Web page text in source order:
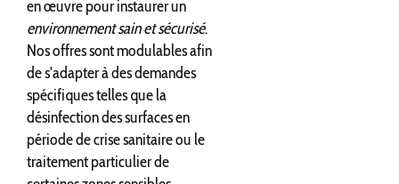
en œuvre pour instaurer un
environnement sain et sécurisé.
Nos offres sont modulables afin
de s'adapter à des demandes
spécifiques telles que la
désinfection des surfaces en
période de crise sanitaire ou le
traitement particulier de